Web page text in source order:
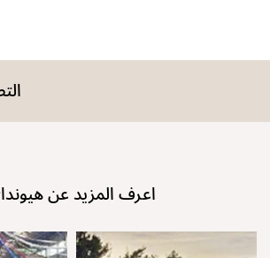
اعرف المزيد عن